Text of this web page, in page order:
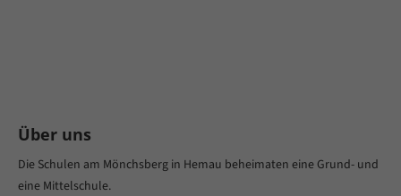
Über uns
Die Schulen am Mönchsberg in Hemau beheimaten eine Grund- und
eine Mittelschule.